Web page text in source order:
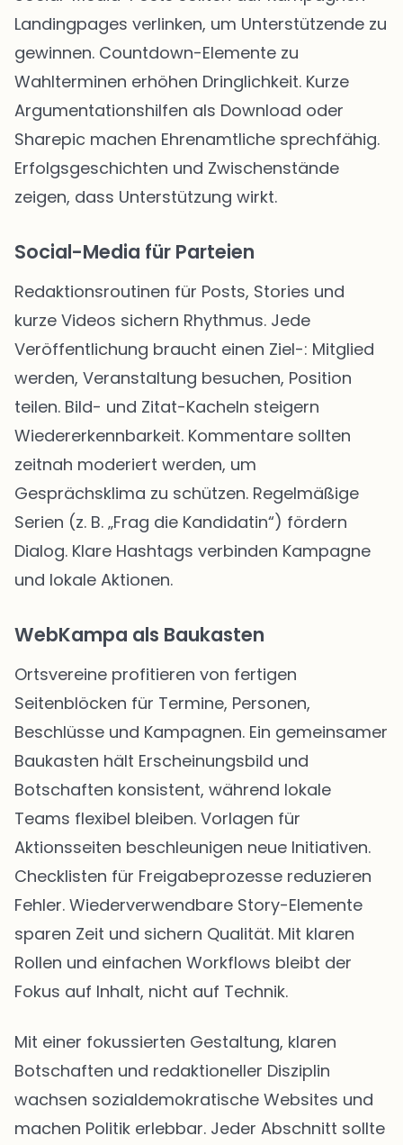
Landingpages verlinken, um Unterstützende zu
gewinnen. Countdown-Elemente zu
Wahlterminen erhöhen Dringlichkeit. Kurze
Argumentationshilfen als Download oder
Sharepic machen Ehrenamtliche sprechfähig.
Erfolgsgeschichten und Zwischenstände
zeigen, dass Unterstützung wirkt.
Social-Media für Parteien
Redaktionsroutinen für Posts, Stories und
kurze Videos sichern Rhythmus. Jede
Veröffentlichung braucht einen Ziel-: Mitglied
werden, Veranstaltung besuchen, Position
teilen. Bild- und Zitat-Kacheln steigern
Wiedererkennbarkeit. Kommentare sollten
zeitnah moderiert werden, um
Gesprächsklima zu schützen. Regelmäßige
Serien (z. B. „Frag die Kandidatin“) fördern
Dialog. Klare Hashtags verbinden Kampagne
und lokale Aktionen.
WebKampa als Baukasten
Ortsvereine profitieren von fertigen
Seitenblöcken für Termine, Personen,
Beschlüsse und Kampagnen. Ein gemeinsamer
Baukasten hält Erscheinungsbild und
Botschaften konsistent, während lokale
Teams flexibel bleiben. Vorlagen für
Aktionsseiten beschleunigen neue Initiativen.
Checklisten für Freigabeprozesse reduzieren
Fehler. Wiederverwendbare Story-Elemente
sparen Zeit und sichern Qualität. Mit klaren
Rollen und einfachen Workflows bleibt der
Fokus auf Inhalt, nicht auf Technik.
Mit einer fokussierten Gestaltung, klaren
Botschaften und redaktioneller Disziplin
wachsen sozialdemokratische Websites und
machen Politik erlebbar. Jeder Abschnitt sollte